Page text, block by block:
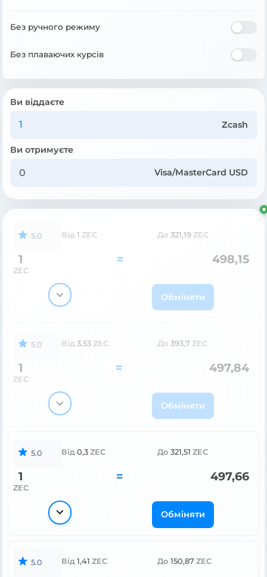
Без ручного режиму
Без плаваючих курсів
Ви віддаєте
Zcash
Ви отримуєте
Visa/MasterCard USD
5.0 Від 1 ZEC До 321,19 ZEC
1
ZEC
= 498,15
Обміняти
5.0 Від 3,53 ZEC До 393,7 ZEC
1
ZEC
= 497,84
Обміняти
5.0 Від 0,3 ZEC До 321,51 ZEC
1
ZEC
= 497,66
Обміняти
5.0 Від 1,41 ZEC До 150,87 ZEC